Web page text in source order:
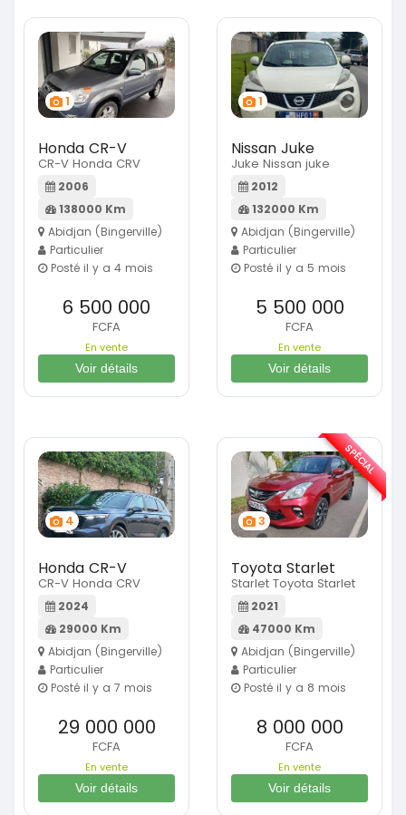
1
Honda CR-V
CR-V Honda CRV
2006
138000 Km
Abidjan (Bingerville)
Particulier
Posté il y a 4 mois
6 500 000
FCFA
En vente
Voir détails
1
Nissan Juke
Juke Nissan juke
2012
132000 Km
Abidjan (Bingerville)
Particulier
Posté il y a 5 mois
5 500 000
FCFA
En vente
Voir détails
4
Honda CR-V
CR-V Honda CRV
2024
29000 Km
Abidjan (Bingerville)
Particulier
Posté il y a 7 mois
29 000 000
FCFA
En vente
Voir détails
3
Toyota Starlet
Starlet Toyota Starlet
2021
47000 Km
Abidjan (Bingerville)
Particulier
Posté il y a 8 mois
8 000 000
FCFA
En vente
Voir détails
SPÉCIAL